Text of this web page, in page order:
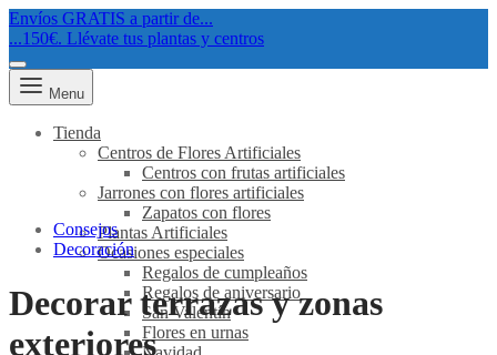
Envíos GRATIS a partir de...
...150€. Llévate tus plantas y centros
Menu
Tienda
Centros de Flores Artificiales
Centros con frutas artificiales
Jarrones con flores artificiales
Zapatos con flores
Plantas Artificiales
Ocasiones especiales
Regalos de cumpleaños
Regalos de aniversario
San Valentín
Flores en urnas
Consejos
Decoración
Decorar terrazas y zonas
exteriores